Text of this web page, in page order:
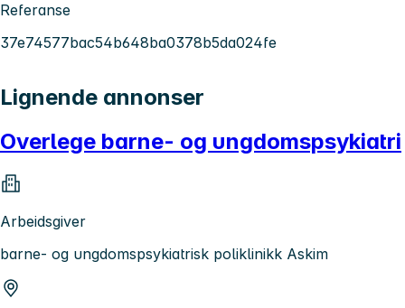
Referanse
37e74577bac54b648ba0378b5da024fe
Lignende annonser
Overlege barne- og ungdomspsykiatri
Arbeidsgiver
barne- og ungdomspsykiatrisk poliklinikk Askim